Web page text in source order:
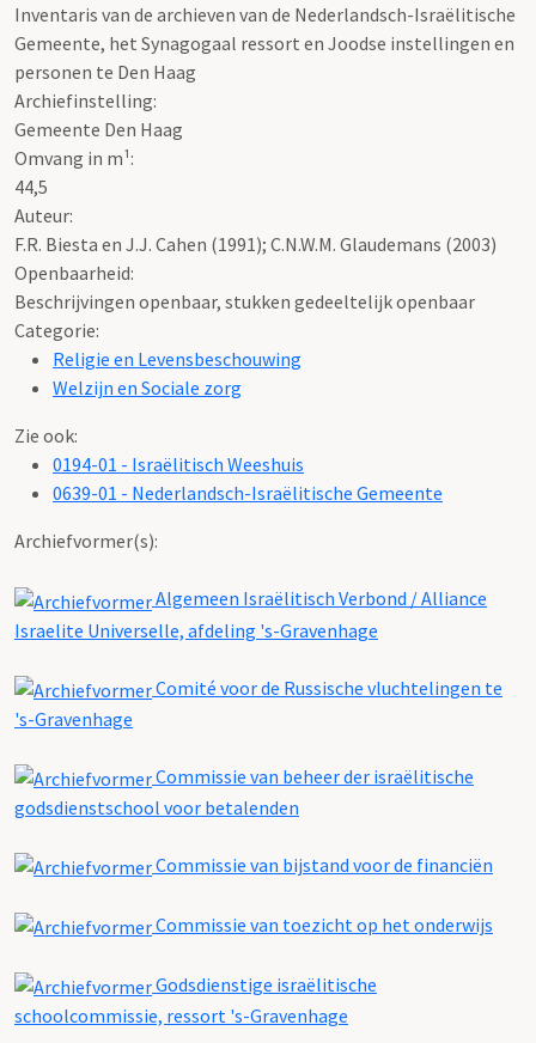
Inventaris van de archieven van de Nederlandsch-Israëlitische
Gemeente, het Synagogaal ressort en Joodse instellingen en
personen te Den Haag
Archiefinstelling:
Gemeente Den Haag
Omvang in m¹:
44,5
Auteur:
F.R. Biesta en J.J. Cahen (1991); C.N.W.M. Glaudemans (2003)
Openbaarheid:
Beschrijvingen openbaar, stukken gedeeltelijk openbaar
Categorie:
Religie en Levensbeschouwing
Welzijn en Sociale zorg
Zie ook:
0194-01 - Israëlitisch Weeshuis
0639-01 - Nederlandsch-Israëlitische Gemeente
Archiefvormer(s):
Algemeen Israëlitisch Verbond / Alliance
Israelite Universelle, afdeling 's-Gravenhage
Comité voor de Russische vluchtelingen te
's-Gravenhage
Commissie van beheer der israëlitische
godsdienstschool voor betalenden
Commissie van bijstand voor de financiën
Commissie van toezicht op het onderwijs
Godsdienstige israëlitische
schoolcommissie, ressort 's-Gravenhage